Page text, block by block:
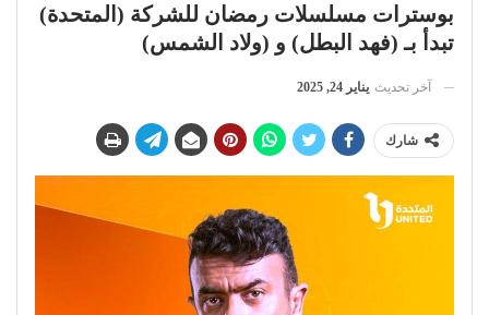
بوسترات مسلسلات رمضان للشركة (المتحدة)
تبدأ بـ (فهد البطل) و (ولاد الشمس)
آخر تحديث يناير 24, 2025
شارك